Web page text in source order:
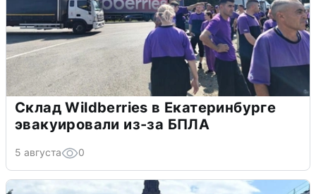
Склад Wildberries в Екатеринбурге
эвакуировали из-за БПЛА
5 августа 0